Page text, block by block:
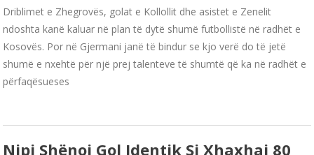
Driblimet e Zhegrovës, golat e Kollollit dhe asistet e Zenelit
ndoshta kanë kaluar në plan të dytë shumë futbollistë në radhët e
Kosovës. Por në Gjermani janë të bindur se kjo verë do të jetë
shumë e nxehtë për një prej talenteve të shumtë që ka në radhët e
përfaqësueses
Nipi Shënoi Gol Identik Si Xhaxhai 80